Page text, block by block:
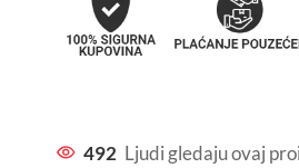
492 Ljudi gledaju ovaj